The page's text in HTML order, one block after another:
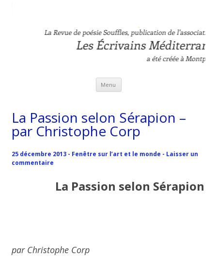
Menu Aller au contenu principal
La Passion selon Sérapion –
par Christophe Corp
25 décembre 2013 - Fenêtre sur l’art et le monde - Laisser un
commentaire
La Passion selon Sérapion
par Christophe Corp